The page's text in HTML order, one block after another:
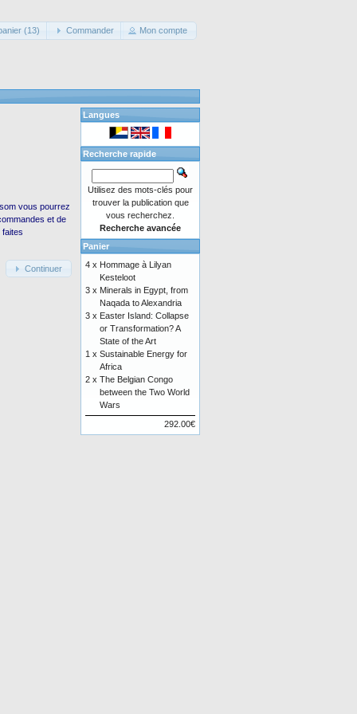
(13) Commander Mon compte
vous pourrez
et de
Continuer
Langues
Recherche rapide
Utilisez des mots-clés pour
trouver la publication que
vous recherchez.
Recherche avancée
Panier
4 x Hommage à Lilyan
Kesteloot
3 x Minerals in Egypt, from
Naqada to Alexandria
3 x Easter Island: Collapse
or Transformation? A
State of the Art
1 x Sustainable Energy for
Africa
2 x The Belgian Congo
between the Two World
Wars
292.00€